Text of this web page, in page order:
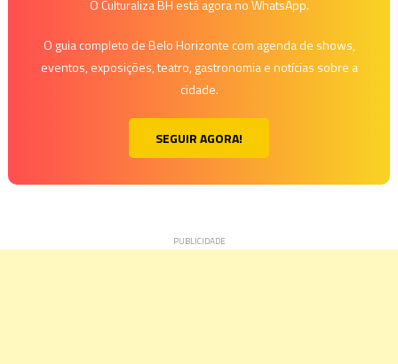
O Culturaliza BH está agora no WhatsApp.
O guia completo de Belo Horizonte com agenda de shows,
eventos, exposições, teatro, gastronomia e notícias sobre a
cidade.
SEGUIR AGORA!